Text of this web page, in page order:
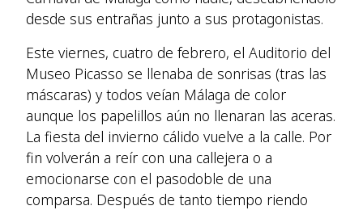
desde sus entrañas junto a sus protagonistas.
Este viernes, cuatro de febrero, el Auditorio del
Museo Picasso se llenaba de sonrisas (tras las
máscaras) y todos veían Málaga de color
aunque los papelillos aún no llenaran las aceras.
La fiesta del invierno cálido vuelve a la calle. Por
fin volverán a reír con una callejera o a
emocionarse con el pasodoble de una
comparsa. Después de tanto tiempo riendo